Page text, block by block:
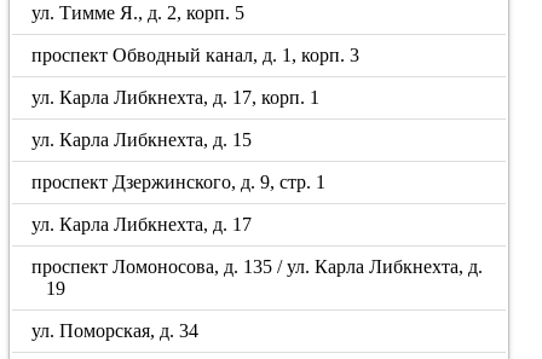
ул. Тимме Я., д. 2, корп. 5
проспект Обводный канал, д. 1, корп. 3
ул. Карла Либкнехта, д. 17, корп. 1
ул. Карла Либкнехта, д. 15
проспект Дзержинского, д. 9, стр. 1
ул. Карла Либкнехта, д. 17
проспект Ломоносова, д. 135 / ул. Карла Либкнехта, д.
19
ул. Поморская, д. 34